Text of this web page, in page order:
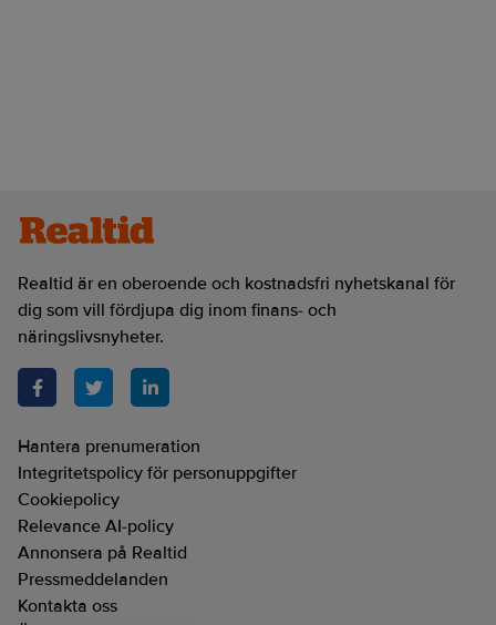
Realtid är en oberoende och kostnadsfri nyhetskanal för
dig som vill fördjupa dig inom finans- och
näringslivsnyheter.
Hantera prenumeration
Integritetspolicy för personuppgifter
Cookiepolicy
Relevance AI-policy
Annonsera på Realtid
Pressmeddelanden
Kontakta oss